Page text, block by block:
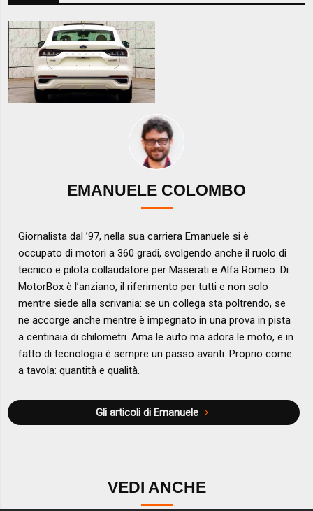
EMANUELE COLOMBO
Giornalista dal ’97, nella sua carriera Emanuele si è
occupato di motori a 360 gradi, svolgendo anche il ruolo di
tecnico e pilota collaudatore per Maserati e Alfa Romeo. Di
MotorBox è l’anziano, il riferimento per tutti e non solo
mentre siede alla scrivania: se un collega sta poltrendo, se
ne accorge anche mentre è impegnato in una prova in pista
a centinaia di chilometri. Ama le auto ma adora le moto, e in
fatto di tecnologia è sempre un passo avanti. Proprio come
a tavola: quantità e qualità.
Gli articoli di Emanuele
VEDI ANCHE